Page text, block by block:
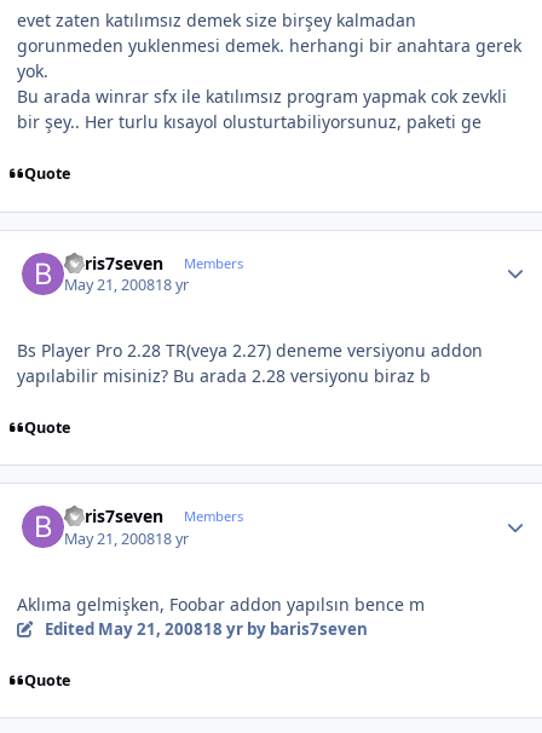
evet zaten katılımsız demek size birşey kalmadan
gorunmeden yuklenmesi demek. herhangi bir anahtara gerek
yok.
Bu arada winrar sfx ile katılımsız program yapmak cok zevkli
bir şey.. Her turlu kısayol olusturtabiliyorsunuz, paketi ge
Quote
baris7seven Members
May 21, 200818 yr
Bs Player Pro 2.28 TR(veya 2.27) deneme versiyonu addon
yapılabilir misiniz? Bu arada 2.28 versiyonu biraz b
Quote
baris7seven Members
May 21, 200818 yr
Aklıma gelmişken, Foobar addon yapılsın bence m
Edited May 21, 200818 yrby baris7seven
Quote